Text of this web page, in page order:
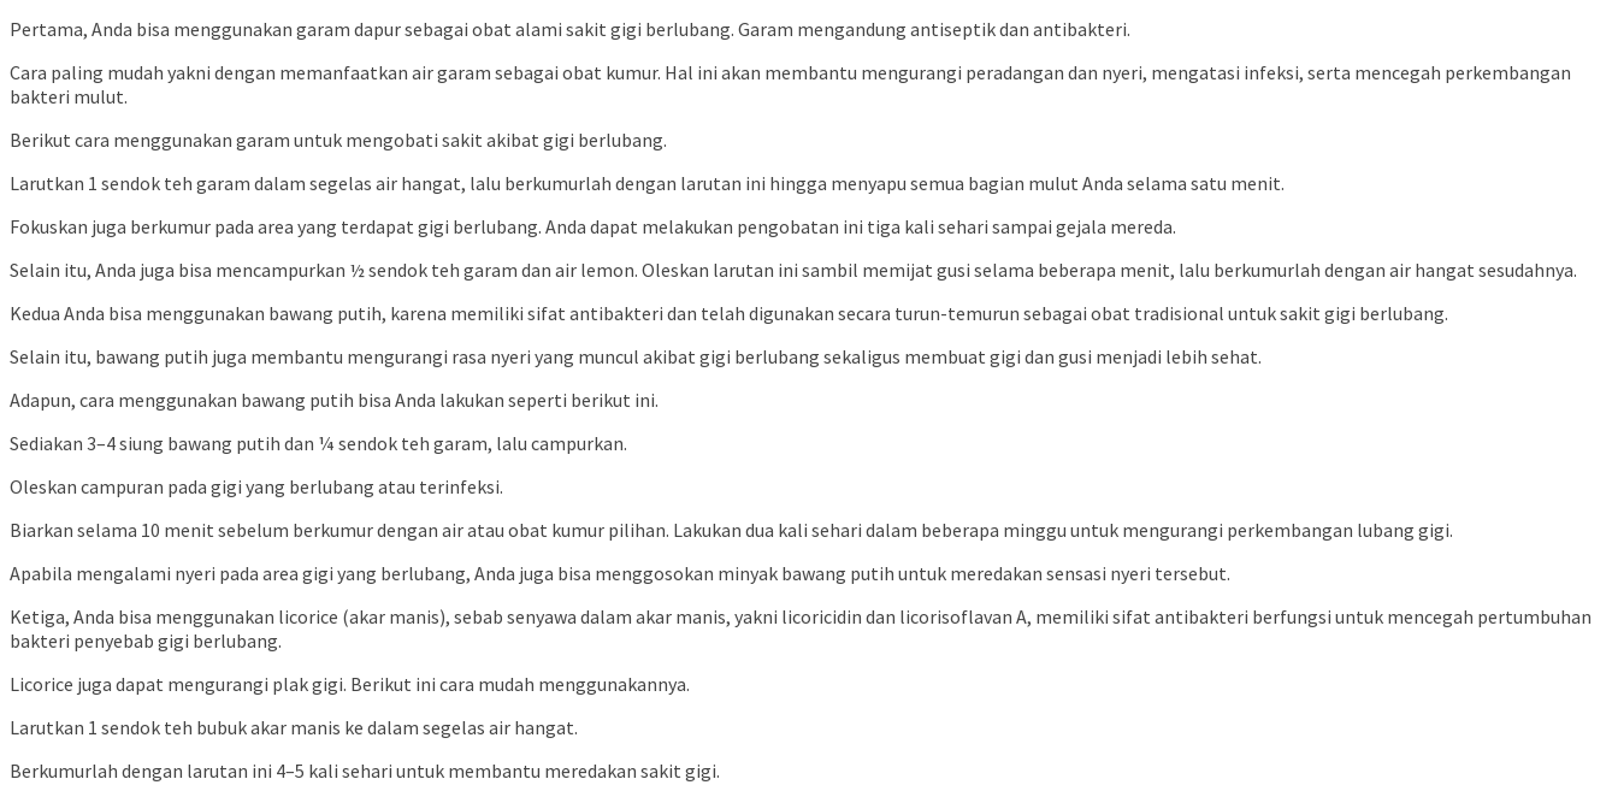
Pertama, Anda bisa menggunakan garam dapur sebagai obat alami sakit gigi berlubang. Garam mengandung antiseptik dan antibakteri.
Cara paling mudah yakni dengan memanfaatkan air garam sebagai obat kumur. Hal ini akan membantu mengurangi peradangan dan nyeri, mengatasi infeksi, serta mencegah perkembangan
bakteri mulut.
Berikut cara menggunakan garam untuk mengobati sakit akibat gigi berlubang.
Larutkan 1 sendok teh garam dalam segelas air hangat, lalu berkumurlah dengan larutan ini hingga menyapu semua bagian mulut Anda selama satu menit.
Fokuskan juga berkumur pada area yang terdapat gigi berlubang. Anda dapat melakukan pengobatan ini tiga kali sehari sampai gejala mereda.
Selain itu, Anda juga bisa mencampurkan ½ sendok teh garam dan air lemon. Oleskan larutan ini sambil memijat gusi selama beberapa menit, lalu berkumurlah dengan air hangat sesudahnya.
Kedua Anda bisa menggunakan bawang putih, karena memiliki sifat antibakteri dan telah digunakan secara turun-temurun sebagai obat tradisional untuk sakit gigi berlubang.
Selain itu, bawang putih juga membantu mengurangi rasa nyeri yang muncul akibat gigi berlubang sekaligus membuat gigi dan gusi menjadi lebih sehat.
Adapun, cara menggunakan bawang putih bisa Anda lakukan seperti berikut ini.
Sediakan 3–4 siung bawang putih dan ¼ sendok teh garam, lalu campurkan.
Oleskan campuran pada gigi yang berlubang atau terinfeksi.
Biarkan selama 10 menit sebelum berkumur dengan air atau obat kumur pilihan. Lakukan dua kali sehari dalam beberapa minggu untuk mengurangi perkembangan lubang gigi.
Apabila mengalami nyeri pada area gigi yang berlubang, Anda juga bisa menggosokan minyak bawang putih untuk meredakan sensasi nyeri tersebut.
Ketiga, Anda bisa menggunakan licorice (akar manis), sebab senyawa dalam akar manis, yakni licoricidin dan licorisoflavan A, memiliki sifat antibakteri berfungsi untuk mencegah pertumbuhan
bakteri penyebab gigi berlubang.
Licorice juga dapat mengurangi plak gigi. Berikut ini cara mudah menggunakannya.
Larutkan 1 sendok teh bubuk akar manis ke dalam segelas air hangat.
Berkumurlah dengan larutan ini 4–5 kali sehari untuk membantu meredakan sakit gigi.